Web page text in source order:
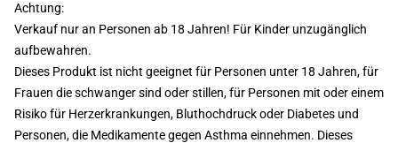
Achtung:
Verkauf nur an Personen ab 18 Jahren! Für Kinder unzugänglich
aufbewahren.
Dieses Produkt ist nicht geeignet für Personen unter 18 Jahren, für
Frauen die schwanger sind oder stillen, für Personen mit oder einem
Risiko für Herzerkrankungen, Bluthochdruck oder Diabetes und
Personen, die Medikamente gegen Asthma einnehmen. Dieses